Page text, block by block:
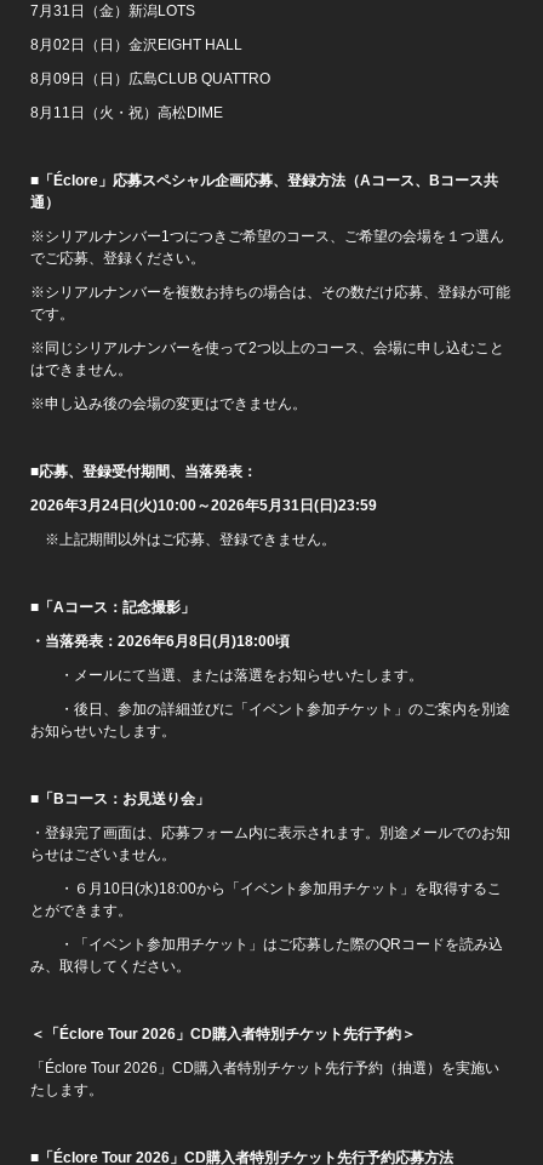
7月31日（金）新潟LOTS
8月02日（日）金沢EIGHT HALL
8月09日（日）広島CLUB QUATTRO
8月11日（火・祝）高松DIME
■「Éclore」応募スペシャル企画応募、登録方法（Aコース、Bコース共
通）
※シリアルナンバー1つにつきご希望のコース、ご希望の会場を１つ選ん
でご応募、登録ください。
※シリアルナンバーを複数お持ちの場合は、その数だけ応募、登録が可能
です。
※同じシリアルナンバーを使って2つ以上のコース、会場に申し込むこと
はできません。
※申し込み後の会場の変更はできません。
■応募、登録受付期間、当落発表：
2026年3月24日(火)10:00～2026年5月31日(日)23:59
※上記期間以外はご応募、登録できません。
■「Aコース：記念撮影」
・当落発表：2026年6月8日(月)18:00頃
・メールにて当選、または落選をお知らせいたします。
・後日、参加の詳細並びに「イベント参加チケット」のご案内を別途
お知らせいたします。
■「Bコース：お見送り会」
・登録完了画面は、応募フォーム内に表示されます。別途メールでのお知
らせはございません。
・６月10日(水)18:00から「イベント参加用チケット」を取得するこ
とができます。
・「イベント参加用チケット」はご応募した際のQRコードを読み込
み、取得してください。
＜「Éclore Tour 2026」CD購入者特別チケット先行予約＞
「Éclore Tour 2026」CD購入者特別チケット先行予約（抽選）を実施い
たします。
■「Éclore Tour 2026」CD購入者特別チケット先行予約応募方法